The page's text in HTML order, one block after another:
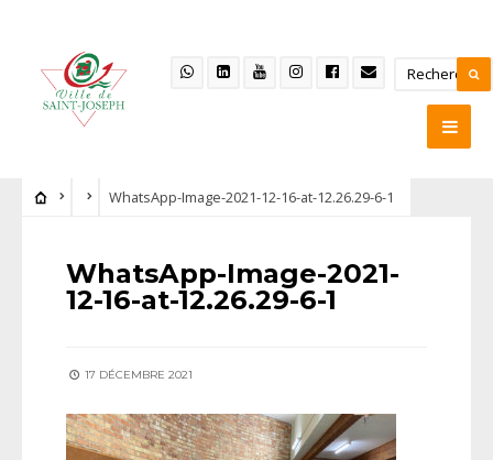
WhatsApp-Image-2021-12-16-at-12.26.29-6-1
WhatsApp-Image-2021-
12-16-at-12.26.29-6-1
17 DÉCEMBRE 2021